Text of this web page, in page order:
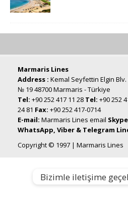
Marmaris Lines
Address : Kemal Seyfettin Elgin
№ 19 48700 Marmaris - Türkiye
Tel: +90 252 417 11 28 Tel: +90 252
24 81 Fax: +90 252 417-0714
E-mail: Marmaris Lines email
WhatsApp, Viber & Telegram
Copyright © 1997 | Marmaris Lines
Bizimle iletişime